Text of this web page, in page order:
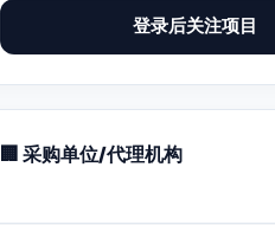
登录后关注项目
🏢 采购单位/代理机构